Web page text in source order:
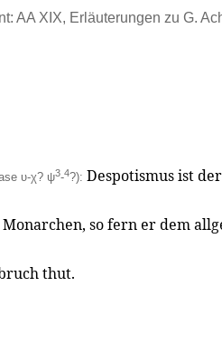
AA XIX, Erläuterungen zu G.
υ-χ? ψ3-4?): Despotismus ist
Monarchen, so fern er dem
thut.